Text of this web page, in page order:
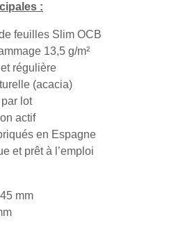
:
feuilles Slim OCB
13,5 g/m²
régulière
(acacia)
par lot
actif
en Espagne
et prêt à l’emploi
mm